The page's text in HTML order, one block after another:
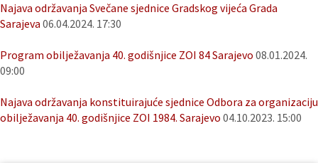
Najava održavanja Svečane sjednice Gradskog vijeća Grada
Sarajeva 06.04.2024. 17:30
Program obilježavanja 40. godišnjice ZOI 84 Sarajevo 08.01.2024.
09:00
Najava održavanja konstituirajuće sjednice Odbora za organizaciju
obilježavanja 40. godišnjice ZOI 1984. Sarajevo 04.10.2023. 15:00